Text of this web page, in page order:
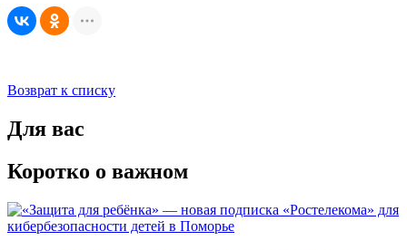
Возврат к списку
Для вас
Коротко о важном